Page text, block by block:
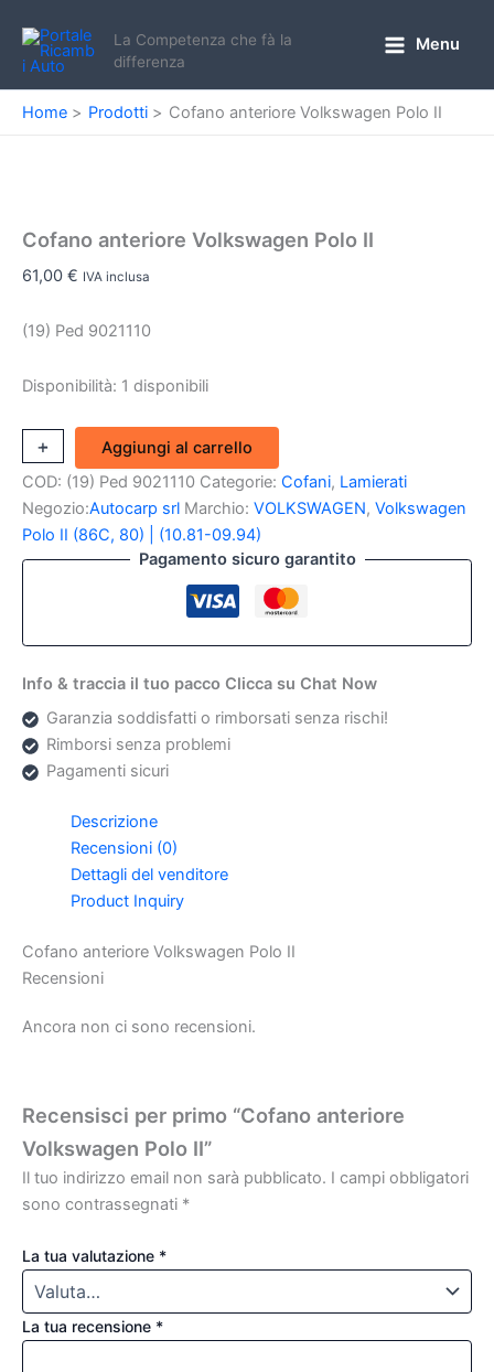
contenuto
La Competenza che fà la
differenza
Menu
Menu
Home Prodotti Cofano anteriore Volkswagen Polo II
Cofano anteriore Volkswagen Polo II
61,00 € IVA inclusa
(19) Ped 9021110
Disponibilità: 1 disponibili
-
Cofano
anteriore
Volkswagen
Polo
II
quantità
+
Aggiungi al carrello
COD: (19) Ped 9021110 Categorie: Cofani, Lamierati
Negozio:Autocarp srl Marchio: VOLKSWAGEN, Volkswagen
Polo II (86C, 80) | (10.81-09.94)
Pagamento sicuro garantito
Info & traccia il tuo pacco Clicca su Chat Now
Garanzia soddisfatti o rimborsati senza rischi!
Rimborsi senza problemi
Pagamenti sicuri
Descrizione
Recensioni (0)
Dettagli del venditore
Product Inquiry
Cofano anteriore Volkswagen Polo II
Recensioni
Ancora non ci sono recensioni.
Recensisci per primo “Cofano anteriore
Volkswagen Polo II”
Il tuo indirizzo email non sarà pubblicato. I campi obbligatori
sono contrassegnati *
La tua valutazione *
La tua recensione *